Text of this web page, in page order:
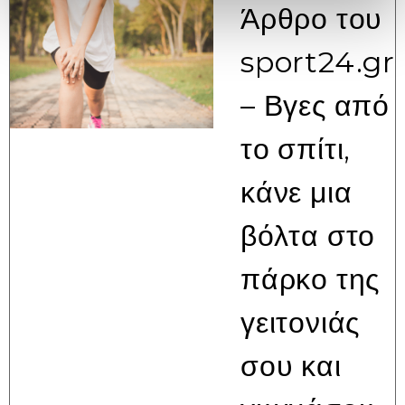
Άρθρο του
sport24.gr
– Βγες από
το σπίτι,
κάνε μια
βόλτα στο
πάρκο της
γειτονιάς
σου και